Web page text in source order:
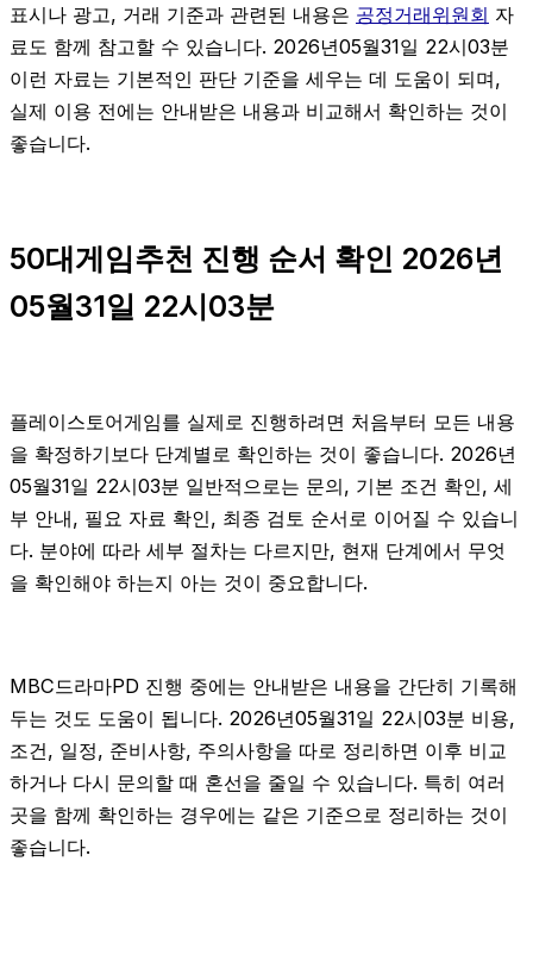
표시나 광고, 거래 기준과 관련된 내용은 공정거래위원회 자
료도 함께 참고할 수 있습니다. 2026년05월31일 22시03분
이런 자료는 기본적인 판단 기준을 세우는 데 도움이 되며,
실제 이용 전에는 안내받은 내용과 비교해서 확인하는 것이
좋습니다.
50대게임추천 진행 순서 확인 2026년
05월31일 22시03분
플레이스토어게임를 실제로 진행하려면 처음부터 모든 내용
을 확정하기보다 단계별로 확인하는 것이 좋습니다. 2026년
05월31일 22시03분 일반적으로는 문의, 기본 조건 확인, 세
부 안내, 필요 자료 확인, 최종 검토 순서로 이어질 수 있습니
다. 분야에 따라 세부 절차는 다르지만, 현재 단계에서 무엇
을 확인해야 하는지 아는 것이 중요합니다.
MBC드라마PD 진행 중에는 안내받은 내용을 간단히 기록해
두는 것도 도움이 됩니다. 2026년05월31일 22시03분 비용,
조건, 일정, 준비사항, 주의사항을 따로 정리하면 이후 비교
하거나 다시 문의할 때 혼선을 줄일 수 있습니다. 특히 여러
곳을 함께 확인하는 경우에는 같은 기준으로 정리하는 것이
좋습니다.